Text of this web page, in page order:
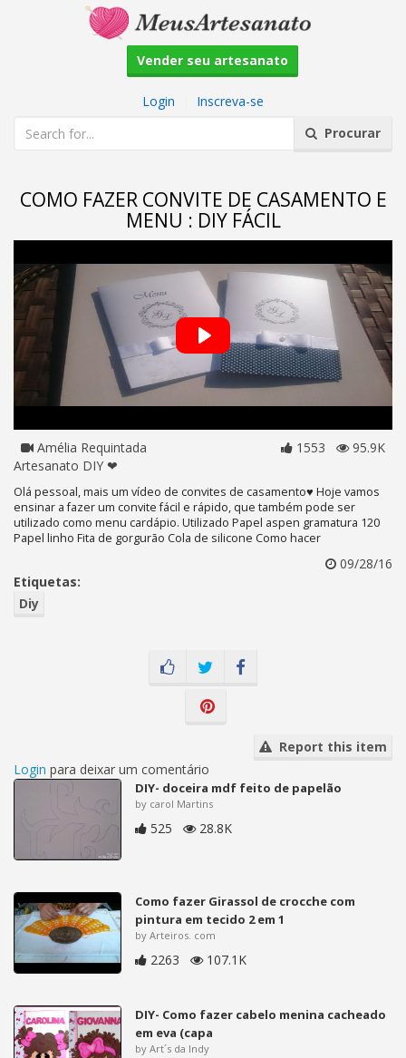
Vender seu artesanato
Login
Inscreva-se
Procurar
COMO FAZER CONVITE DE CASAMENTO E
MENU : DIY FÁCIL
Amélia Requintada
Artesanato DIY ❤
1553 95.9K
Olá pessoal, mais um vídeo de convites de casamento♥ Hoje vamos
ensinar a fazer um convite fácil e rápido, que também pode ser
utilizado como menu cardápio. Utilizado Papel aspen gramatura 120
Papel linho Fita de gorgurão Cola de silicone Como hacer
09/28/16
Etiquetas:
Diy
Report this item
Login para deixar um comentário
DIY- doceira mdf feito de papelão
by carol Martins
525 28.8K
Como fazer Girassol de crocche com
pintura em tecido 2 em 1
by Arteiros. com
2263 107.1K
DIY- Como fazer cabelo menina cacheado
em eva (capa
by Art´s da Indy